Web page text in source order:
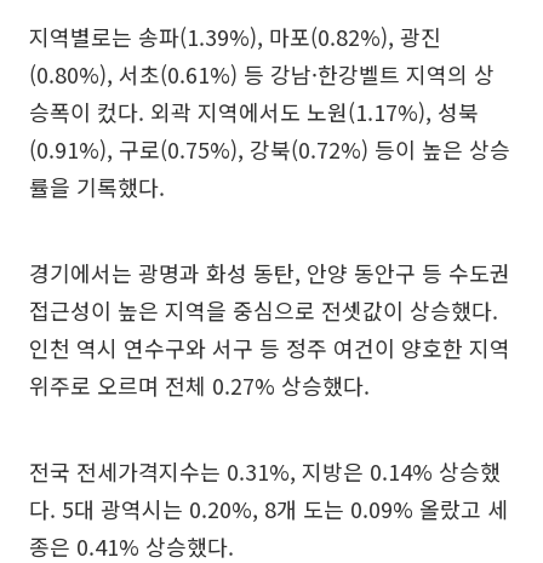
지역별로는 송파(1.39%), 마포(0.82%), 광진
(0.80%), 서초(0.61%) 등 강남·한강벨트 지역의 상
승폭이 컸다. 외곽 지역에서도 노원(1.17%), 성북
(0.91%), 구로(0.75%), 강북(0.72%) 등이 높은 상승
률을 기록했다.
경기에서는 광명과 화성 동탄, 안양 동안구 등 수도권
접근성이 높은 지역을 중심으로 전셋값이 상승했다.
인천 역시 연수구와 서구 등 정주 여건이 양호한 지역
위주로 오르며 전체 0.27% 상승했다.
전국 전세가격지수는 0.31%, 지방은 0.14% 상승했
다. 5대 광역시는 0.20%, 8개 도는 0.09% 올랐고 세
종은 0.41% 상승했다.